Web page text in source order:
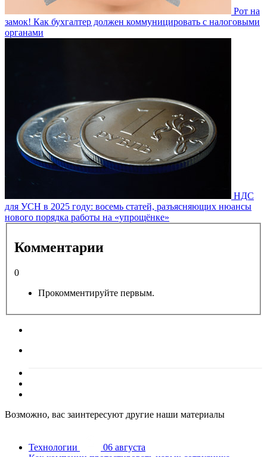
Рот на
замок! Как бухгалтер должен коммуницировать с налоговыми
органами
НДС
для УСН в 2025 году: восемь статей, разъясняющих нюансы
нового порядка работы на «упрощёнке»
Комментарии
0
Прокомментируйте первым.
Возможно, вас заинтересуют другие наши материалы
Технологии
06 августа